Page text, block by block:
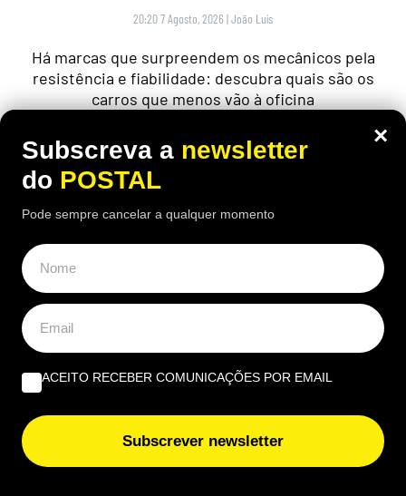
20:20 7 Agosto, 2026 |João Luís
Há marcas que surpreendem os mecânicos pela
resistência e fiabilidade: descubra quais são os
carros que menos vão à oficina
ÚLTIMAS NOTÍCIAS
Se vir isto no Multibanco, afaste-se: espanhóis alertam
para técnica usada para roubar dinheiro sem que se
aperceba
Faz compras em Espanha? Autoridades lançam alerta
alimentar para lote de camarões com Salmonela e
retiram-no do mercado
Um carro para toda a vida? Mecânicos elegem as três
marcas de carros que necessitam de menos idas à
oficina
×
Subscreva a newsletter
do POSTAL
Pode sempre cancelar a qualquer momento
ACEITO RECEBER COMUNICAÇÕES POR EMAIL
Subscrever newsletter